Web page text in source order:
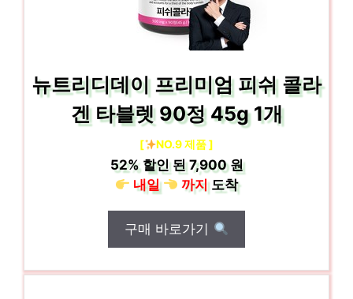
뉴트리디데이 프리미엄 피쉬 콜라
겐 타블렛 90정 45g 1개
[ NO.9 제품 ]
52%할인 된7,900 원
내일
까지도착
구매 바로가기